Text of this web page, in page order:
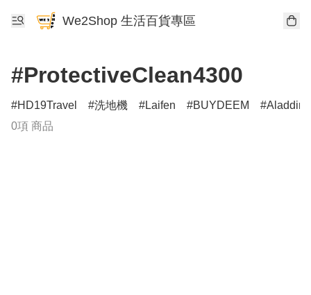
We2Shop 生活百貨專區
#ProtectiveClean4300
HD19Travel 洗地機 Laifen BUYDEEM
Aladdin
0項 商品